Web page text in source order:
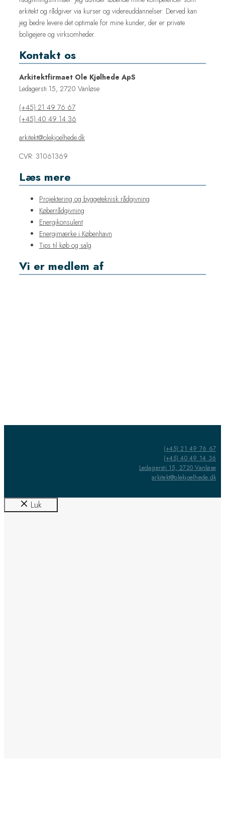
arkitekt og rådgiver via kurser og videreuddannelser. Derved kan
jeg bedre levere det optimale for mine kunder, der er private
boligejere og virksomheder.
Kontakt os
Arkitektfirmaet Ole Kjølhede ApS
Ledagersti 15, 2720 Vanløse
(+45) 21 49 76 67
(+45) 40 49 14 36
arkitekt@olekjoelhede.dk
CVR: 31061369​
Læs mere
Projektering og byggeteknisk rådgivning
Køberrådgivning
Energikonsulent
Energimærke i København
Tips til køb og salg
Vi er medlem af
(+45) 21 49 76 67
(+45) 40 49 14 36
Ledagersti 15, 2720 Vanløse
arkitekt@olekjoelhede.dk
Luk